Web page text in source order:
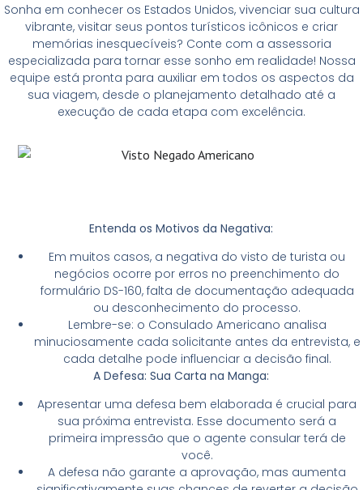
Entenda os Motivos da Negativa:
Em muitos casos, a negativa do visto de turista ou
negócios ocorre por erros no preenchimento do
formulário DS-160, falta de documentação adequada
ou desconhecimento do processo.
Lembre-se: o Consulado Americano analisa
minuciosamente cada solicitante antes da entrevista, e
cada detalhe pode influenciar a decisão final.
A Defesa: Sua Carta na Manga:
Apresentar uma defesa bem elaborada é crucial para
sua próxima entrevista. Esse documento será a
primeira impressão que o agente consular terá de
você.
A defesa não garante a aprovação, mas aumenta
Sonha em conhecer os Estados Unidos, vivenciar sua cultura
vibrante, visitar seus pontos turísticos icônicos e criar
memórias inesquecíveis? Conte com a assessoria
especializada para tornar esse sonho em realidade! Nossa
equipe está pronta para auxiliar em todos os aspectos da
sua viagem, desde o planejamento detalhado até a
execução de cada etapa com excelência.